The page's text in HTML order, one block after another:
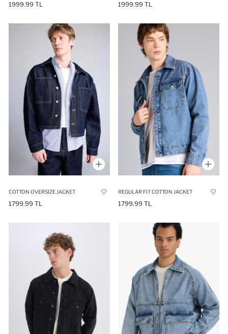
1999.99 TL 1999.99 TL
COTTON OVERSIZE JACKET
1799.99 TL
REGULAR FIT COTTON JACKET
1799.99 TL